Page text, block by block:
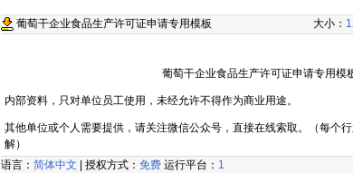
葡萄干企业食品生产许可证申请专用模板 大小：
葡萄干企业食品生产许可证申请专用模
内部资料，只对单位员工使用，未经允许不得作为商业用途。
其他单位或个人需要提供，请关注微信公众号，直接在线索取。（每个
解）
语言： 简体中文 | 授权方式： 免费 运行平台： 1